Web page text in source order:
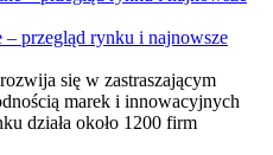
– przegląd rynku i najnowsze
się w zastraszającym
marek i innowacyjnych
działa około 1200 firm